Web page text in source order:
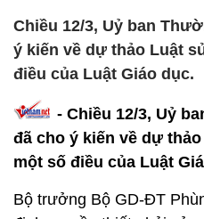
Chiều 12/3, Uỷ ban
ý kiến về dự thảo Luật
điều của Luật Giáo dục.
- Chiều 12/3, Uỷ
đã cho ý kiến về dự
một số điều của Luật
Bộ trưởng Bộ GD-ĐT